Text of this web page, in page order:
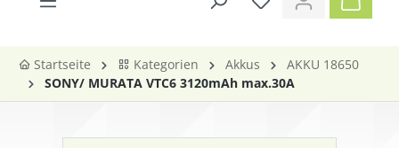
Startseite Kategorien Akkus
AKKU 18650
SONY/ MURATA VTC6 3120mAh max.30A